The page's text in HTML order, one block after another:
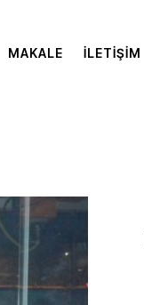
MAKALE İLETIŞIM